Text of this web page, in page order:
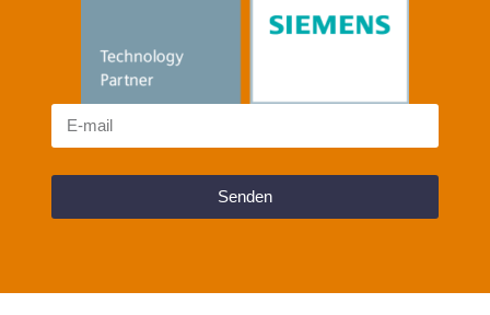
Senden